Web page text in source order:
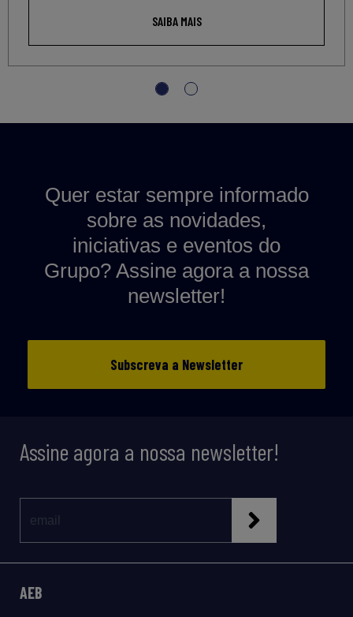
SAIBA MAIS
Quer estar sempre informado
sobre as novidades,
iniciativas e eventos do
Grupo? Assine agora a nossa
newsletter!
Subscreva a Newsletter
Assine agora a nossa newsletter!
AEB